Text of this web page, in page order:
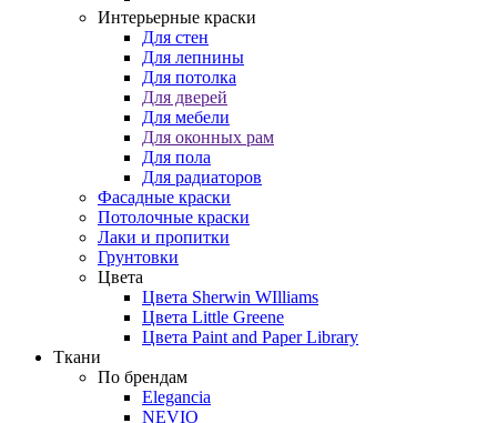
Интерьерные краски
Для стен
Для лепнины
Для потолка
Для дверей
Для мебели
Для оконных рам
Для пола
Для радиаторов
Фасадные краски
Потолочные краски
Лаки и пропитки
Грунтовки
Цвета
Цвета Sherwin WIlliams
Цвета Little Greene
Цвета Paint and Paper Library
Ткани
По брендам
Elegancia
NEVIO